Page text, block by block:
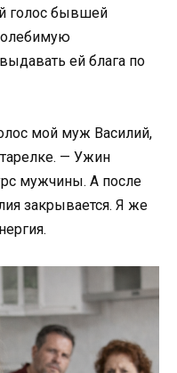
голос бывшей
ей блага по
мой муж Василий,
— Ужин
мужчины. А после
закрывается. Я же